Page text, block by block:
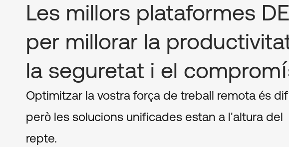
Les millors plataformes
per millorar la
la seguretat i el
Optimitzar la vostra força de treball remota és
però les solucions unificades estan a l'altura del
repte.